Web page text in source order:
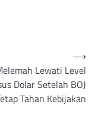
Lewati Level
Dolar Setelah BOJ
Tahan Kebijakan
⟶